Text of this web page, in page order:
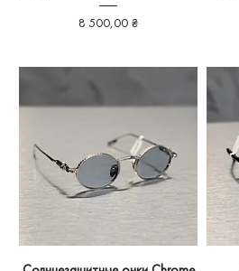
Ціна
8 500,00 ₴